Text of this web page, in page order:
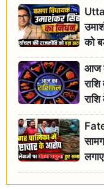
को
आज